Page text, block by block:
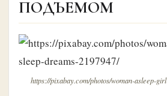
ПОДЪЕМОМ
https://pixabay.com/photos/woman-asleep-